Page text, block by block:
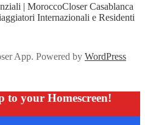
| MoroccoCloser Casablanca
Internazionali e Residenti
App. Powered by WordPress
to your Homescreen!